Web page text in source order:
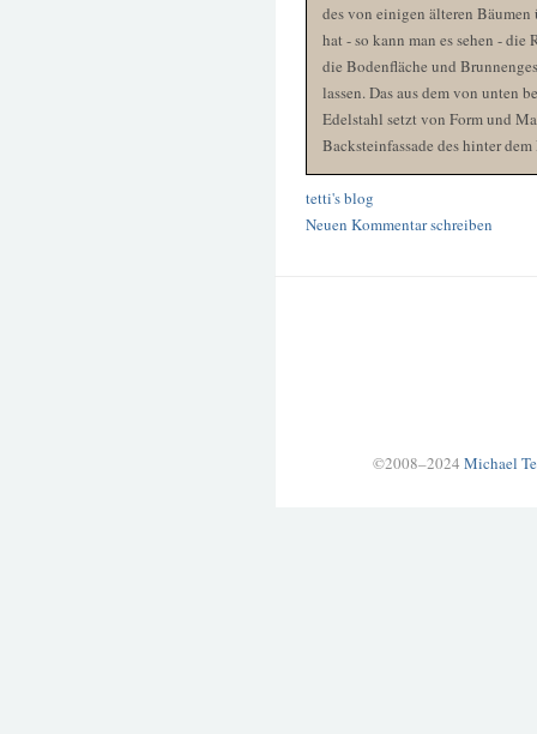
des von einigen älteren
hat - so kann man es sehen -
die Bodenfläche und
lassen. Das aus dem von unten
Edelstahl setzt von Form und
Backsteinfassade des hinter
tetti's blog
Neuen Kommentar schreiben
©2008–2024 Michael